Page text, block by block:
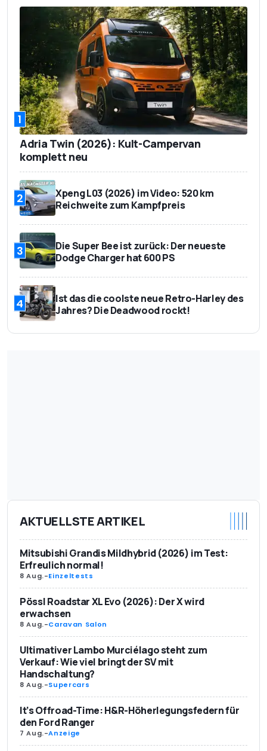
1
Adria Twin (2026): Kult-Campervan
komplett neu
2
Xpeng L03 (2026) im Video: 520 km
Reichweite zum Kampfpreis
3
Die Super Bee ist zurück: Der neueste
Dodge Charger hat 600 PS
4
Ist das die coolste neue Retro-Harley des
Jahres? Die Deadwood rockt!
AKTUELLSTE ARTIKEL
Mitsubishi Grandis Mildhybrid (2026) im Test:
Erfreulich normal!
8 Aug.-Einzeltests
Pössl Roadstar XL Evo (2026): Der X wird
erwachsen
8 Aug.-Caravan Salon
Ultimativer Lambo Murciélago steht zum
Verkauf: Wie viel bringt der SV mit
Handschaltung?
8 Aug.-Supercars
It’s Offroad-Time: H&R-Höherlegungsfedern für
den Ford Ranger
7 Aug.-Anzeige